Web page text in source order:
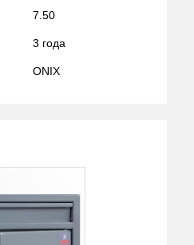
7.50
3 года
ONIX